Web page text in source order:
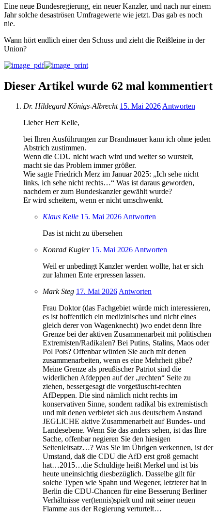
Eine neue Bundesregierung, ein neuer Kanzler, und nach nur einem
Jahr solche desaströsen Umfragewerte wie jetzt. Das gab es noch
nie.
Wann hört endlich einer den Schuss und zieht die Reißleine in der
Union?
Dieser Artikel wurde 62 mal kommentiert
Dr. Hildegard Königs-Albrecht 15. Mai 2026Antworten
Lieber Herr Kelle,
bei Ihren Ausführungen zur Brandmauer kann ich ohne jeden
Abstrich zustimmen.
Wenn die CDU nicht wach wird und weiter so wurstelt,
macht sie das Problem immer größer.
Wie sagte Friedrich Merz im Januar 2025: „Ich sehe nicht
links, ich sehe nicht rechts…“ Was ist daraus geworden,
nachdem er zum Bundeskanzler gewählt wurde?
Er wird scheitern, wenn er nicht umschwenkt.
Klaus Kelle 15. Mai 2026Antworten
Das ist nicht zu übersehen
Konrad Kugler 15. Mai 2026Antworten
Weil er unbedingt Kanzler werden wollte, hat er sich
zur lahmen Ente erpressen lassen.
Mark Steg 17. Mai 2026Antworten
Frau Doktor (das Fachgebiet würde mich interessieren,
es ist hoffentlich ein medizinisches und nicht eines
gleich derer von Wagenknecht) )wo endet denn Ihre
Grenze bei der aktiven Zusammenarbeit mit politischen
Extremisten/Radikalen? Bei Putins, Stalins, Maos oder
Pol Pots? Offenbar würden Sie auch mit denen
zusammenarbeiten, wenn es eine Mehrheit gäbe?
Meine Grenze als preußischer Patriot sind die
widerlichen Afdeppen auf der „rechten“ Seite zu
ziehen, bessergesagt die vorgetäuscht-rechten
AfDeppen. Die sind nämlich nicht rechts im
konservativen Sinne, sondern radikal bis extremistisch
und mit denen verbietet sich aus deutschem Anstand
JEGLICHE aktive Zusammenarbeit auf Bundes- und
Landesebene. Wenn Sie das anders sehen, ist das Ihre
Sache, offenbar negieren Sie den hiesigen
Seitenleitsatz…? Was Sie im Übrigen verkennen, ist der
Umstand, daß die CDU die AfD erst groß gemacht
hat…2015…die Schuldige heißt Merkel und ist bis
heute uneinsichtig diesbezüglich. Dasselbe gilt für
solche Typen wie Spahn und Wegener, letzterer hat in
Berlin die CDU-Chancen für eine Besserung Berliner
Verhältnisse ver(tennis)spielt und mit seiner neuen
Flamme aus der Regierung verturtelt…